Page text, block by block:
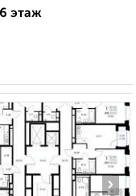
этаж
›